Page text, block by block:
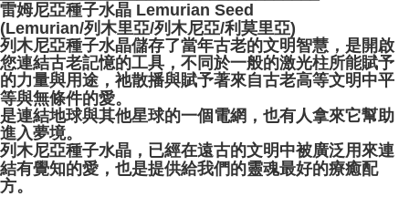
雷姆尼亞種子水晶 Lemurian Seed
(Lemurian/列木里亞/列木尼亞/利莫里亞)
列木尼亞種子水晶儲存了當年古老的文明智慧，是開啟
您連結古老記憶的工具，不同於一般的激光柱所能賦予
的力量與用途，祂散播與賦予著來自古老高等文明中平
等與無條件的愛。
是連結地球與其他星球的一個電網，也有人拿來它幫助
進入夢境。
列木尼亞種子水晶，已經在遠古的文明中被廣泛用來連
結有覺知的愛，也是提供給我們的靈魂最好的療癒配
方。